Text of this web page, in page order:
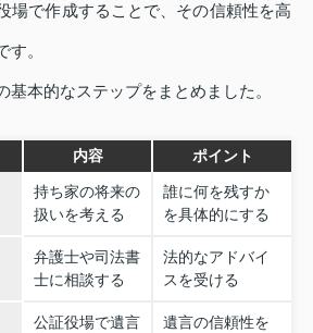
場で作成することで、その信頼性を高
。
基本的なステップをまとめました。
内容 ポイント
持ち家の将来の
扱いを考える
誰に何を残すか
を具体的にする
弁護士や司法書
士に相談する
法的なアドバイ
スを受ける
公証役場で遺言
遺言の信頼性を